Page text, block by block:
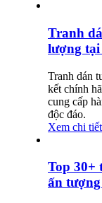
Tranh
lượng
Tranh dán
kết chính
cung cấp
độc đáo.
Xem chi tiết
Top 30+
ấn